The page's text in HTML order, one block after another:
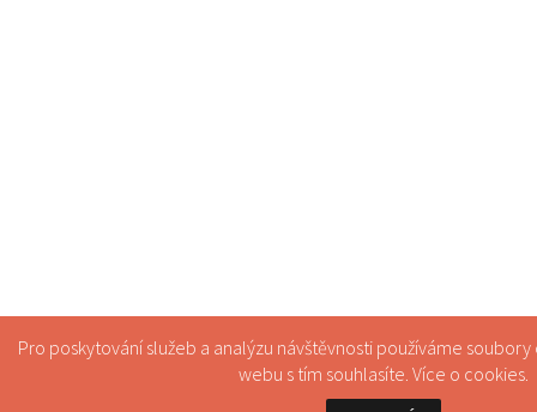
Pro poskytování služeb a analýzu návštěvnosti používáme
webu s tím souhlasíte. Více o cookies.